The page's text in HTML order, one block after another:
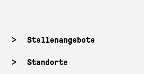
Stellenangebote
Standorte